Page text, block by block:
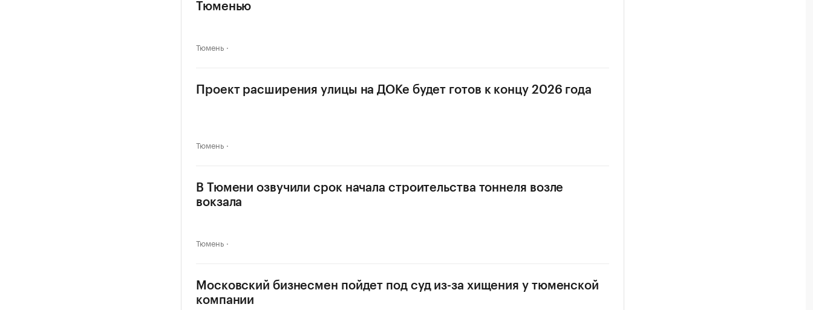
Тюменью
Тюмень
Проект расширения улицы на ДОКе будет готов к концу 2026 года
Тюмень
В Тюмени озвучили срок начала строительства тоннеля возле
вокзала
Тюмень
Московский бизнесмен пойдет под суд из-за хищения у тюменской
компании